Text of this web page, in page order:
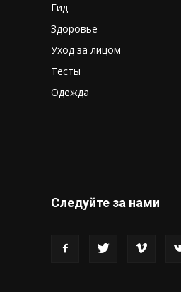
Гид
Здоровье
Уход за лицом
Тесты
Одежда
Следуйте за нами